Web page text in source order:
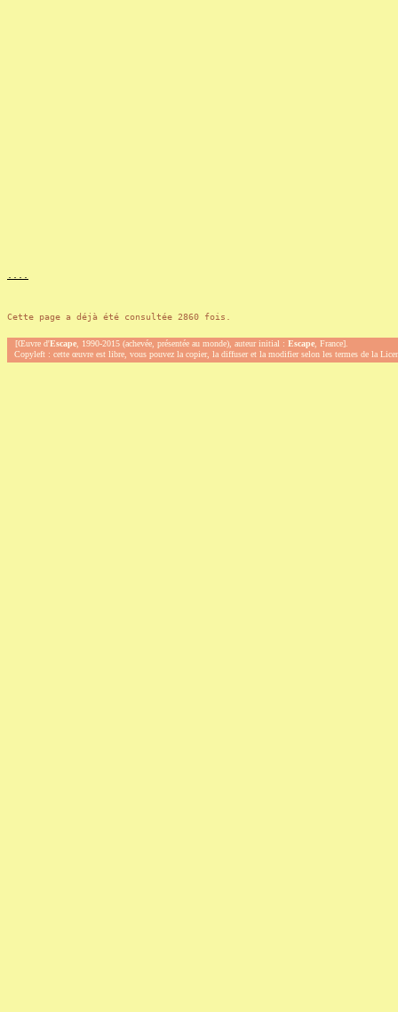
Cette page a déjà été consultée 2860 fois.
[Œuvre d'Escape, 1990-2015 (achevée, présentée au monde), auteur initial :Escape, France].
Copyleft : cette œuvre est libre, vous pouvez la copier, la diffuser et la modifier selon les termes de la